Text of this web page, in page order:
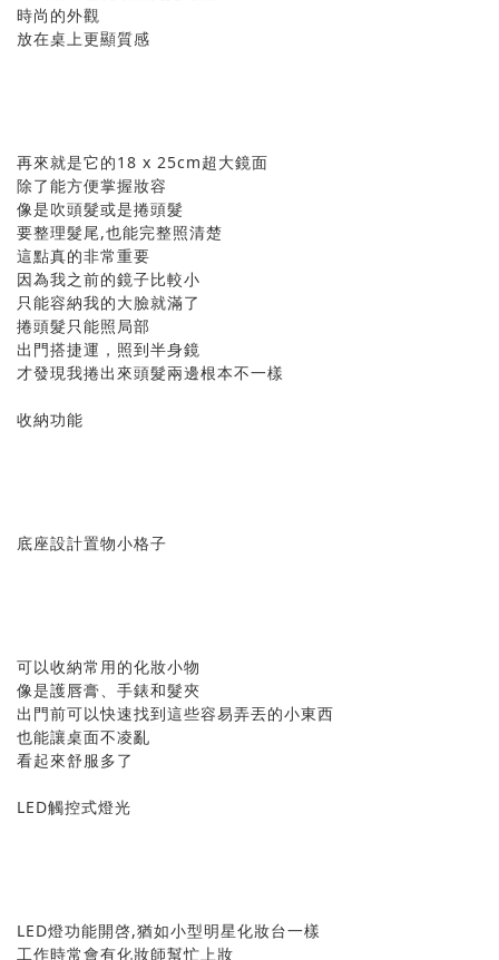
時尚的外觀
放在桌上更顯質感
再來就是它的18 x 25cm超大鏡面
除了能方便掌握妝容
像是吹頭髮或是捲頭髮
要整理髮尾,也能完整照清楚
這點真的非常重要
因為我之前的鏡子比較小
只能容納我的大臉就滿了
捲頭髮只能照局部
出門搭捷運，照到半身鏡
才發現我捲出來頭髮兩邊根本不一樣
收納功能
底座設計置物小格子
可以收納常用的化妝小物
像是護唇膏、手錶和髮夾
出門前可以快速找到這些容易弄丟的小東西
也能讓桌面不凌亂
看起來舒服多了
LED觸控式燈光
LED燈功能開啓,猶如小型明星化妝台一樣
工作時常會有化妝師幫忙上妝